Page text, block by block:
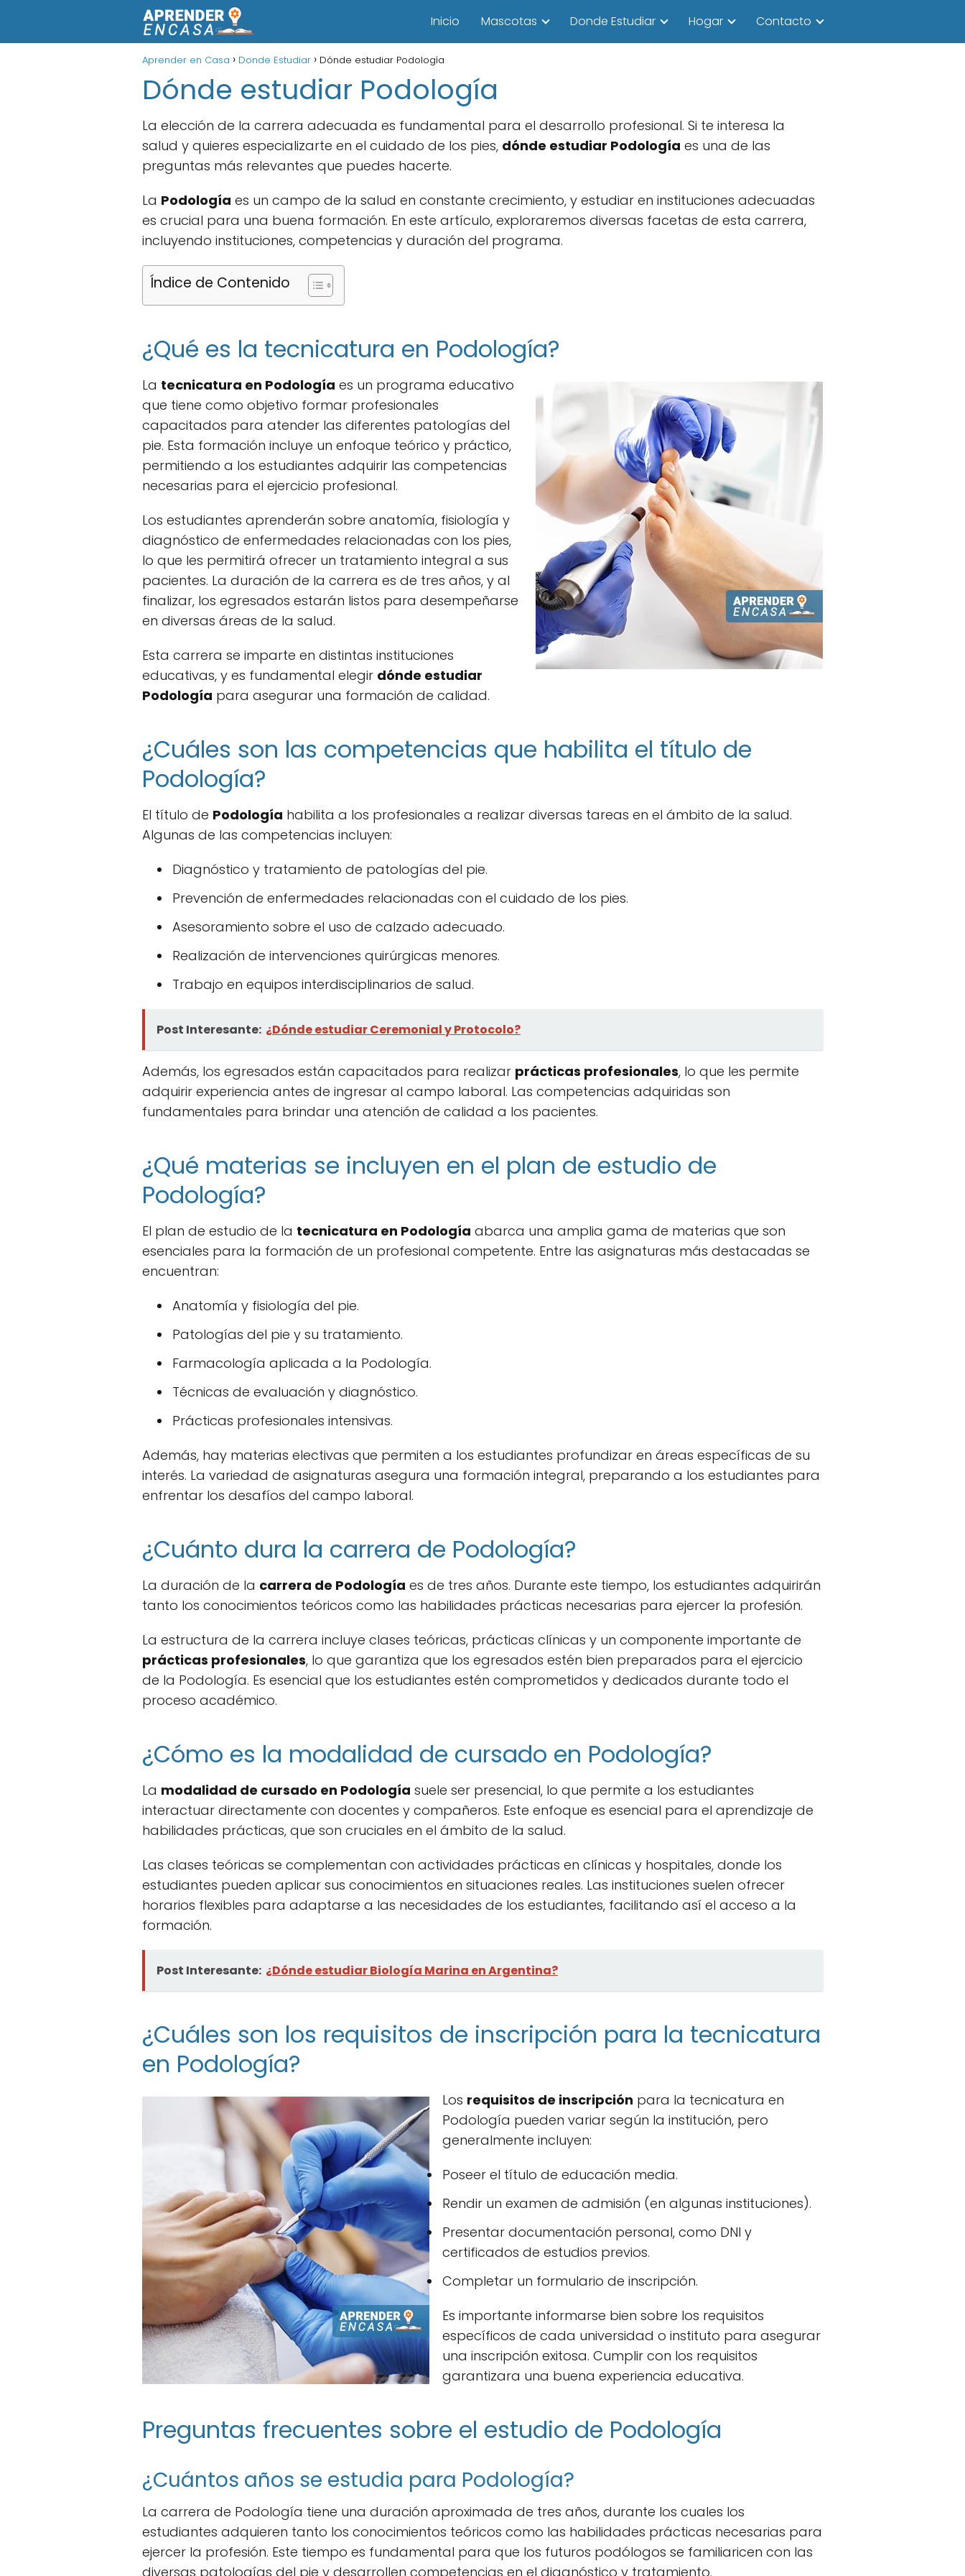
Inicio Mascotas Donde Estudiar Hogar Contacto
Aprender en Casa Donde Estudiar Dónde estudiar Podología
Dónde estudiar Podología
La elección de la carrera adecuada es fundamental para el desarrollo profesional. Si te interesa la
salud y quieres especializarte en el cuidado de los pies, dónde estudiar Podología es una de las
preguntas más relevantes que puedes hacerte.
La Podología es un campo de la salud en constante crecimiento, y estudiar en instituciones adecuadas
es crucial para una buena formación. En este artículo, exploraremos diversas facetas de esta carrera,
incluyendo instituciones, competencias y duración del programa.
Índice de Contenido
¿Qué es la tecnicatura en Podología?
La tecnicatura en Podología es un programa educativo
que tiene como objetivo formar profesionales
capacitados para atender las diferentes patologías del
pie. Esta formación incluye un enfoque teórico y práctico,
permitiendo a los estudiantes adquirir las competencias
necesarias para el ejercicio profesional.
Los estudiantes aprenderán sobre anatomía, fisiología y
diagnóstico de enfermedades relacionadas con los pies,
lo que les permitirá ofrecer un tratamiento integral a sus
pacientes. La duración de la carrera es de tres años, y al
finalizar, los egresados estarán listos para desempeñarse
en diversas áreas de la salud.
Esta carrera se imparte en distintas instituciones
educativas, y es fundamental elegir dónde estudiar
Podología para asegurar una formación de calidad.
¿Cuáles son las competencias que habilita el título de
Podología?
El título de Podología habilita a los profesionales a realizar diversas tareas en el ámbito de la salud.
Algunas de las competencias incluyen:
Diagnóstico y tratamiento de patologías del pie.
Prevención de enfermedades relacionadas con el cuidado de los pies.
Asesoramiento sobre el uso de calzado adecuado.
Realización de intervenciones quirúrgicas menores.
Trabajo en equipos interdisciplinarios de salud.
Post Interesante: ¿Dónde estudiar Ceremonial y Protocolo?
Además, los egresados están capacitados para realizar prácticas profesionales, lo que les permite
adquirir experiencia antes de ingresar al campo laboral. Las competencias adquiridas son
fundamentales para brindar una atención de calidad a los pacientes.
¿Qué materias se incluyen en el plan de estudio de
Podología?
El plan de estudio de la tecnicatura en Podología abarca una amplia gama de materias que son
esenciales para la formación de un profesional competente. Entre las asignaturas más destacadas se
encuentran:
Anatomía y fisiología del pie.
Patologías del pie y su tratamiento.
Farmacología aplicada a la Podología.
Técnicas de evaluación y diagnóstico.
Prácticas profesionales intensivas.
Además, hay materias electivas que permiten a los estudiantes profundizar en áreas específicas de su
interés. La variedad de asignaturas asegura una formación integral, preparando a los estudiantes para
enfrentar los desafíos del campo laboral.
¿Cuánto dura la carrera de Podología?
La duración de la carrera de Podología es de tres años. Durante este tiempo, los estudiantes adquirirán
tanto los conocimientos teóricos como las habilidades prácticas necesarias para ejercer la profesión.
La estructura de la carrera incluye clases teóricas, prácticas clínicas y un componente importante de
prácticas profesionales, lo que garantiza que los egresados estén bien preparados para el ejercicio
de la Podología. Es esencial que los estudiantes estén comprometidos y dedicados durante todo el
proceso académico.
¿Cómo es la modalidad de cursado en Podología?
La modalidad de cursado en Podología suele ser presencial, lo que permite a los estudiantes
interactuar directamente con docentes y compañeros. Este enfoque es esencial para el aprendizaje de
habilidades prácticas, que son cruciales en el ámbito de la salud.
Las clases teóricas se complementan con actividades prácticas en clínicas y hospitales, donde los
estudiantes pueden aplicar sus conocimientos en situaciones reales. Las instituciones suelen ofrecer
horarios flexibles para adaptarse a las necesidades de los estudiantes, facilitando así el acceso a la
formación.
Post Interesante: ¿Dónde estudiar Biología Marina en Argentina?
¿Cuáles son los requisitos de inscripción para la tecnicatura
en Podología?
Los requisitos de inscripción para la tecnicatura en
Podología pueden variar según la institución, pero
generalmente incluyen:
Poseer el título de educación media.
Rendir un examen de admisión (en algunas instituciones).
Presentar documentación personal, como DNI y
certificados de estudios previos.
Completar un formulario de inscripción.
Es importante informarse bien sobre los requisitos
específicos de cada universidad o instituto para asegurar
una inscripción exitosa. Cumplir con los requisitos
garantizara una buena experiencia educativa.
Preguntas frecuentes sobre el estudio de Podología
¿Cuántos años se estudia para Podología?
La carrera de Podología tiene una duración aproximada de tres años, durante los cuales los
estudiantes adquieren tanto los conocimientos teóricos como las habilidades prácticas necesarias para
ejercer la profesión. Este tiempo es fundamental para que los futuros podólogos se familiaricen con las
diversas patologías del pie y desarrollen competencias en el diagnóstico y tratamiento.